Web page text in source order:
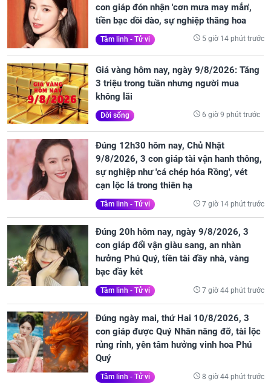
con giáp đón nhận 'cơn mưa may mắn',
tiền bạc dồi dào, sự nghiệp thăng hoa
Tâm linh - Tử vi 5 giờ 14 phút trước
Giá vàng hôm nay, ngày 9/8/2026: Tăng
3 triệu trong tuần nhưng người mua
không lãi
Đời sống 6 giờ 9 phút trước
Đúng 12h30 hôm nay, Chủ Nhật
9/8/2026, 3 con giáp tài vận hanh thông,
sự nghiệp như 'cá chép hóa Rồng', vét
cạn lộc lá trong thiên hạ
Tâm linh - Tử vi 7 giờ 14 phút trước
Đúng 20h hôm nay, ngày 9/8/2026, 3
con giáp đổi vận giàu sang, an nhàn
hưởng Phú Quý, tiền tài đầy nhà, vàng
bạc đầy két
Tâm linh - Tử vi 7 giờ 44 phút trước
Đúng ngày mai, thứ Hai 10/8/2026, 3
con giáp được Quý Nhân nâng đỡ, tài lộc
rủng rỉnh, yên tâm hưởng vinh hoa Phú
Quý
Tâm linh - Tử vi 8 giờ 44 phút trước